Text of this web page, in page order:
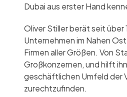
Dubai aus erster Hand
Oliver Stiller berät seit über
Unternehmen im Nahen
Firmen aller Größen. Von
Großkonzernen, und hilft
geschäftlichen Umfeld der
zurechtzufinden.